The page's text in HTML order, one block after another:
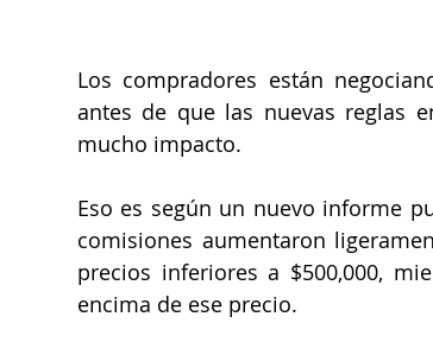
Los compradores están
antes de que las nuevas reglas
mucho impacto.
Eso es según un nuevo informe
comisiones aumentaron
precios inferiores a $500,000,
encima de ese precio.